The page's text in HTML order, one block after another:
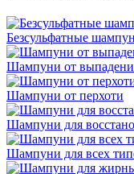
Безсульфатные
Шампуни от
Шампуни от перхоти
Шампуни для
Шампуни для всех